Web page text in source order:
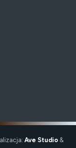
Ave Studio &